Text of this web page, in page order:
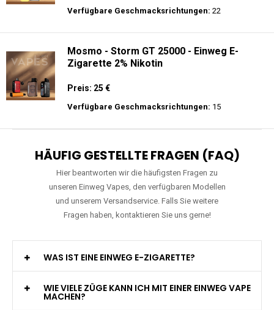
Verfügbare Geschmacksrichtungen: 22
Mosmo - Storm GT 25000 - Einweg E-
Zigarette 2% Nikotin
Preis: 25 €
Verfügbare Geschmacksrichtungen: 15
HÄUFIG GESTELLTE FRAGEN (FAQ)
Hier beantworten wir die häufigsten Fragen zu
unseren Einweg Vapes, den verfügbaren Modellen
und unserem Versandservice. Falls Sie weitere
Fragen haben, kontaktieren Sie uns gerne!
WAS IST EINE EINWEG E-ZIGARETTE?
WIE VIELE ZÜGE KANN ICH MIT EINER EINWEG VAPE
MACHEN?